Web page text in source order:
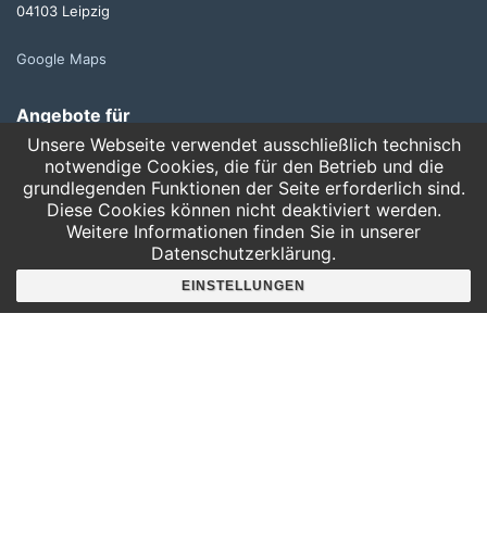
04103 Leipzig
Google Maps
Angebote für
Kindergärten
Grundschulen
Oberschule und Gymnasium
Sonderpädagogik
Telefon:
Service
Unsere Webseite verwendet ausschließlich technisch
notwendige Cookies, die für den Betrieb und die
grundlegenden Funktionen der Seite erforderlich sind.
Diese Cookies können nicht deaktiviert werden.
Weitere Informationen finden Sie in unserer
Datenschutzerklärung.
EINSTELLUNGEN